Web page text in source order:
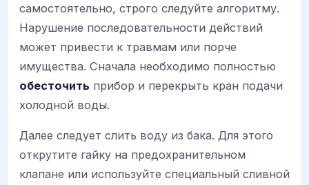
самостоятельно, строго следуйте алгоритму.
Нарушение последовательности действий
может привести к травмам или порче
имущества. Сначала необходимо полностью
обесточить прибор и перекрыть кран подачи
холодной воды.
Далее следует слить воду из бака. Для этого
открутите гайку на предохранительном
клапане или используйте специальный сливной